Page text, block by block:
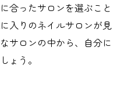
合ったサロンを選ぶこと
入りのネイルサロンが見
サロンの中から、自分に
ょう。